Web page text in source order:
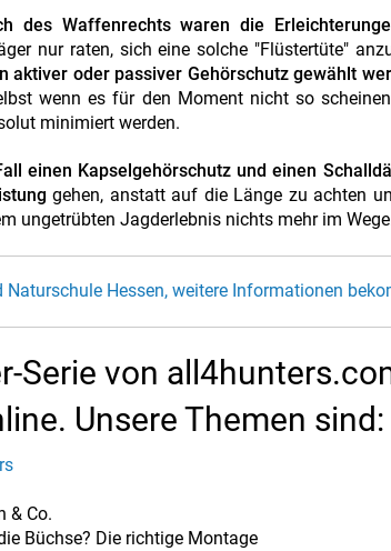
des Waffenrechts waren die
nur raten, sich eine solche "Flüstertüte"
aktiver oder passiver Gehörschutz gewählt
wenn es für den Moment nicht so
minimiert werden.
einen Kapselgehörschutz und einen
gehen, anstatt auf die Länge zu achten
ungetrübten Jagderlebnis nichts mehr im
Naturschule Hessen, weitere Informationen
Serie von
Unsere Themen sind:
& Co.
Büchse? Die richtige Montage